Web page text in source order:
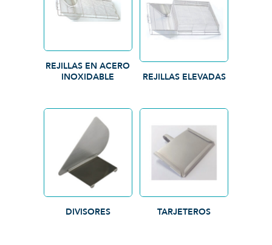
REJILLAS EN ACERO
INOXIDABLE
REJILLAS ELEVADAS
DIVISORES TARJETEROS